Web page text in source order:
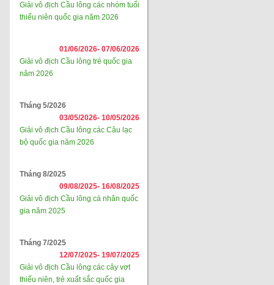
Giải vô địch Cầu lông các nhóm tuổi
thiếu niên quốc gia năm 2026
01/06/2026- 07/06/2026
Giải vô địch Cầu lông trẻ quốc gia
năm 2026
Tháng 5/2026
03/05/2026- 10/05/2026
Giải vô địch Cầu lông các Câu lạc
bộ quốc gia năm 2026
Tháng 8/2025
09/08/2025- 16/08/2025
Giải vô địch Cầu lông cá nhân quốc
gia năm 2025
Tháng 7/2025
12/07/2025- 19/07/2025
Giải vô địch Cầu lông các cây vợt
thiếu niên, trẻ xuất sắc quốc gia